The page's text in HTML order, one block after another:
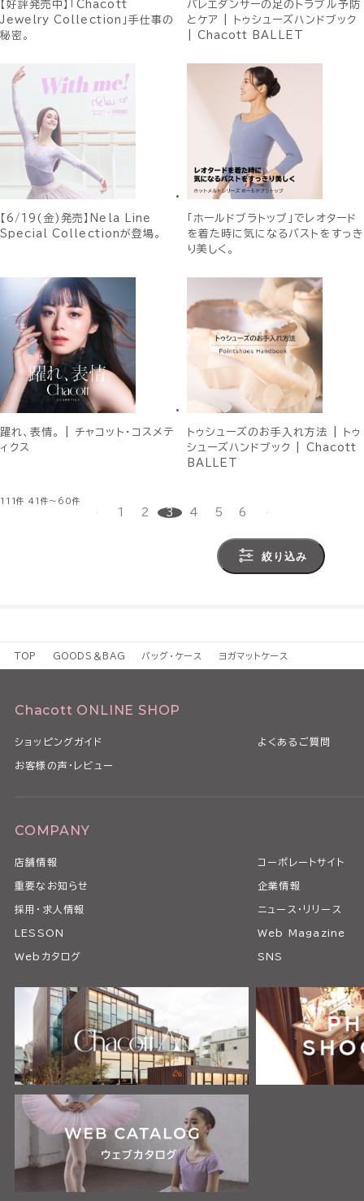
【好評発売中】「Chacott
Jewelry Collection」手仕事の
秘密。
バレエダンサーの足のトラブル予防
とケア | トゥシューズハンドブック
| Chacott BALLET
【6/19(金)発売】Nela Line
Special Collectionが登場。
「ホールドブラトップ」でレオタード
を着た時に気になるバストをすっき
り美しく。
躍れ、表情。 | チャコット・コスメテ
ィクス
トゥシューズのお手入れ方法 | トゥ
シューズハンドブック | Chacott
BALLET
111件 41件～60件
1 2 3 4 5 6
絞り込み
TOP GOODS＆BAG バッグ・ケース ヨガマットケース
Chacott ONLINE SHOP
ショッピングガイド よくあるご質問
お客様の声・レビュー
COMPANY
店舗情報 コーポレートサイト
重要なお知らせ 企業情報
採用・求人情報 ニュース・リリース
LESSON Web Magazine
Webカタログ SNS